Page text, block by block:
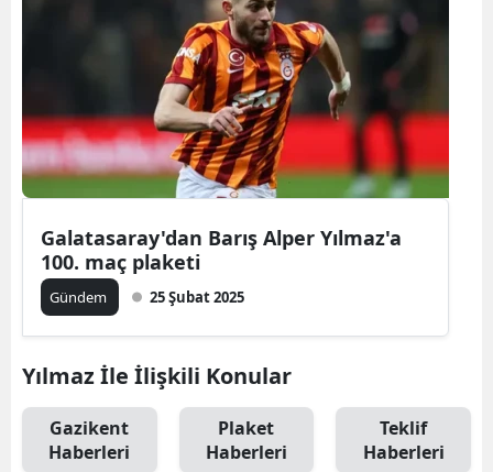
Galatasaray'dan Barış Alper Yılmaz'a
100. maç plaketi
Gündem 25 Şubat 2025
Yılmaz İle İlişkili Konular
Gazikent
Haberleri
Plaket
Haberleri
Teklif
Haberleri